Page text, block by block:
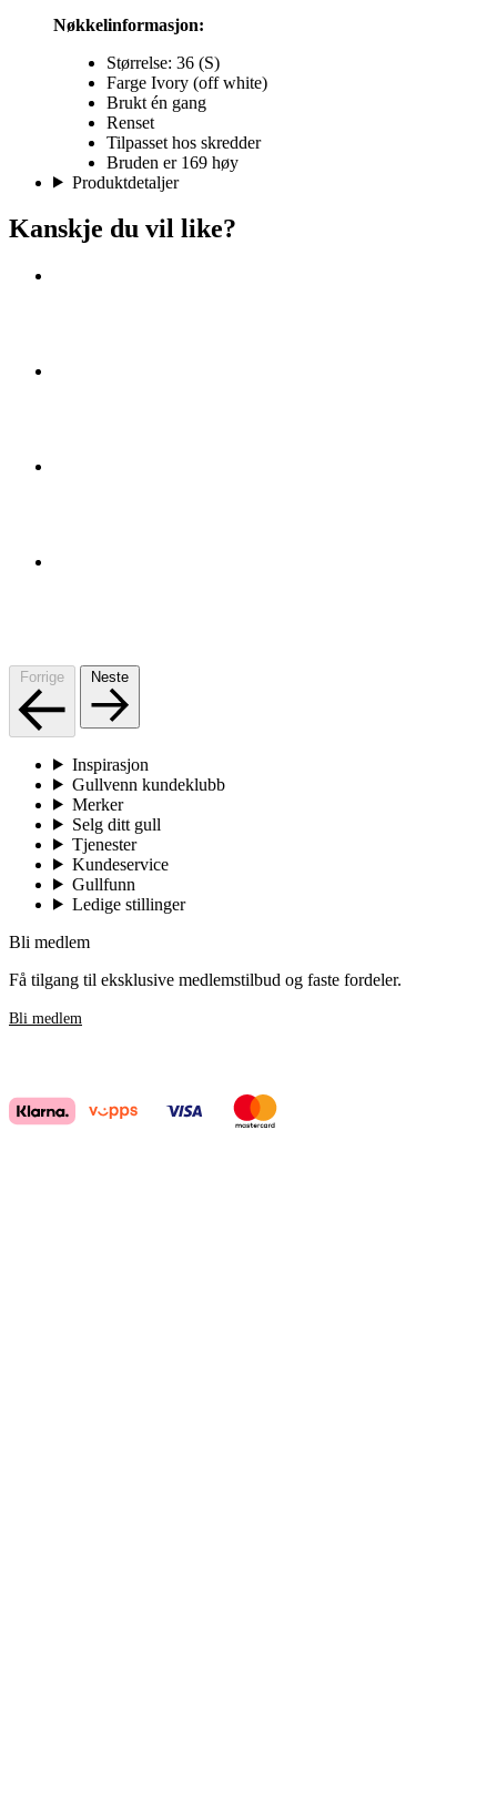
Nøkkelinformasjon:
Størrelse: 36 (S)
Farge Ivory (off white)
Brukt én gang
Renset
Tilpasset hos skredder
Bruden er 169 høy
Produktdetaljer
Kanskje du vil like?
Forrige Neste
Inspirasjon
Gullvenn kundeklubb
Merker
Selg ditt gull
Tjenester
Kundeservice
Gullfunn
Ledige stillinger
Bli medlem
Få tilgang til eksklusive medlemstilbud og faste fordeler.
Bli medlem